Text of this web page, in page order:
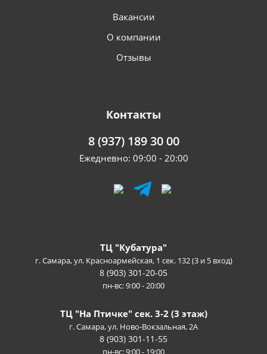
Вакансии
О компании
Отзывы
Контакты
8 (937) 189 30 00
Ежедневно: 09:00 - 20:00
ТЦ "Кубатура"
г. Самара, ул. Красноармейская, 1 сек. 132 (3 и 5 вход)
8 (903) 301-20-05
пн-вс: 9:00 - 20:00
ТЦ "На Птичке" сек. 3-2 (3 этаж)
г. Самара, ул. Ново-Вокзальная, 2А
8 (903) 301-11-55
пн-вс: 9:00 - 19:00